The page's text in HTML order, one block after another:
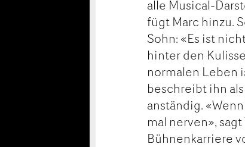
alle Musical-
fügt Marc hinzu.
Sohn: «Es ist
hinter den
normalen Leben
beschreibt ihn
anständig.
mal nerven»,
Bühnenkarriere